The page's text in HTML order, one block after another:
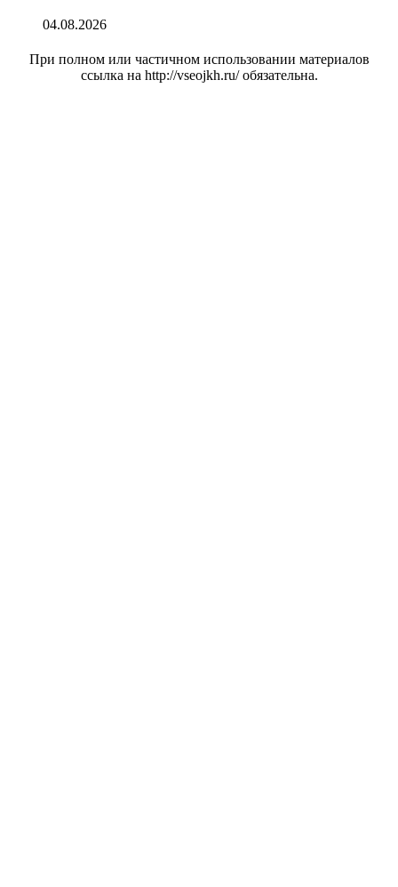
04.08.2026
При полном или частичном использовании материалов
ссылка на http://vseojkh.ru/ обязательна.